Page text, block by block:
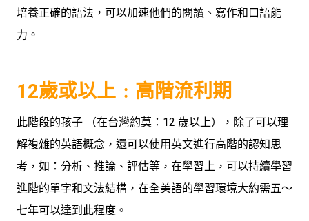
培養正確的語法，可以加速他們的閱讀、寫作和口語能
力。
12歲或以上﹕高階流利期
此階段的孩子 （在台灣約莫：12 歲以上），除了可以理
解複雜的英語概念，還可以使用英文進行高階的認知思
考，如：分析、推論、評估等，在學習上，可以持續學習
進階的單字和文法結構，在全美語的學習環境大約需五～
七年可以達到此程度。